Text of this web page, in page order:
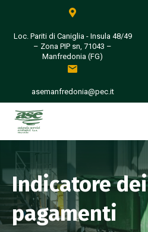
Loc. Pariti di Caniglia - Insula 48/49
– Zona PIP sn, 71043 –
Manfredonia (FG)
asemanfredonia@pec.it
Indicatore dei
pagamenti